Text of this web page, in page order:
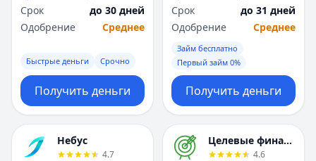
Саратов
Севастополь
Сочи
Сургут
Т
Тверь
Тольятти
Томск
Тула
Саратов
Севастополь
Сочи
Сургут
Т
Тверь
Тольятти
Томск
Тула
Срок
до 30 дней
Одобрение
Среднее
Быстрые деньги Срочно
Получить деньги
Срок
до 31 дней
Одобрение
Среднее
Займ бесплатно
Первый займ 0%
Получить деньги
Небус
4.7
Целевые финансы
4.6